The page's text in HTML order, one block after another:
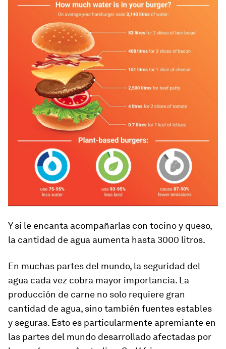
Y si le encanta acompañarlas con tocino y queso,
la cantidad de agua aumenta hasta 3000 litros.
En muchas partes del mundo, la seguridad del
agua cada vez cobra mayor importancia. La
producción de carne no solo requiere gran
cantidad de agua, sino también fuentes estables
y seguras. Esto es particularmente apremiante en
las partes del mundo desarrollado afectadas por